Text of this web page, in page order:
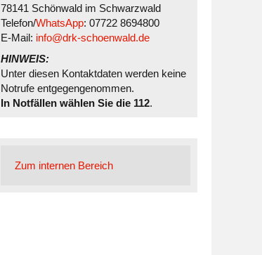
78141 Schönwald im Schwarzwald
Telefon/WhatsApp: 07722 8694800
E-Mail: info@drk-schoenwald.de
HINWEIS:
Unter diesen Kontaktdaten werden keine
Notrufe entgegengenommen.
In Notfällen wählen Sie die 112.
Zum internen Bereich